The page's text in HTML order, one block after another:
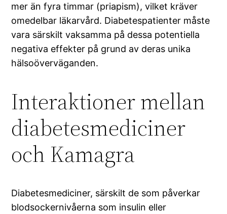
mer än fyra timmar (priapism), vilket kräver
omedelbar läkarvård. Diabetespatienter måste
vara särskilt vaksamma på dessa potentiella
negativa effekter på grund av deras unika
hälsoöverväganden.
Interaktioner mellan
diabetesmediciner
och Kamagra
Diabetesmediciner, särskilt de som påverkar
blodsockernivåerna som insulin eller